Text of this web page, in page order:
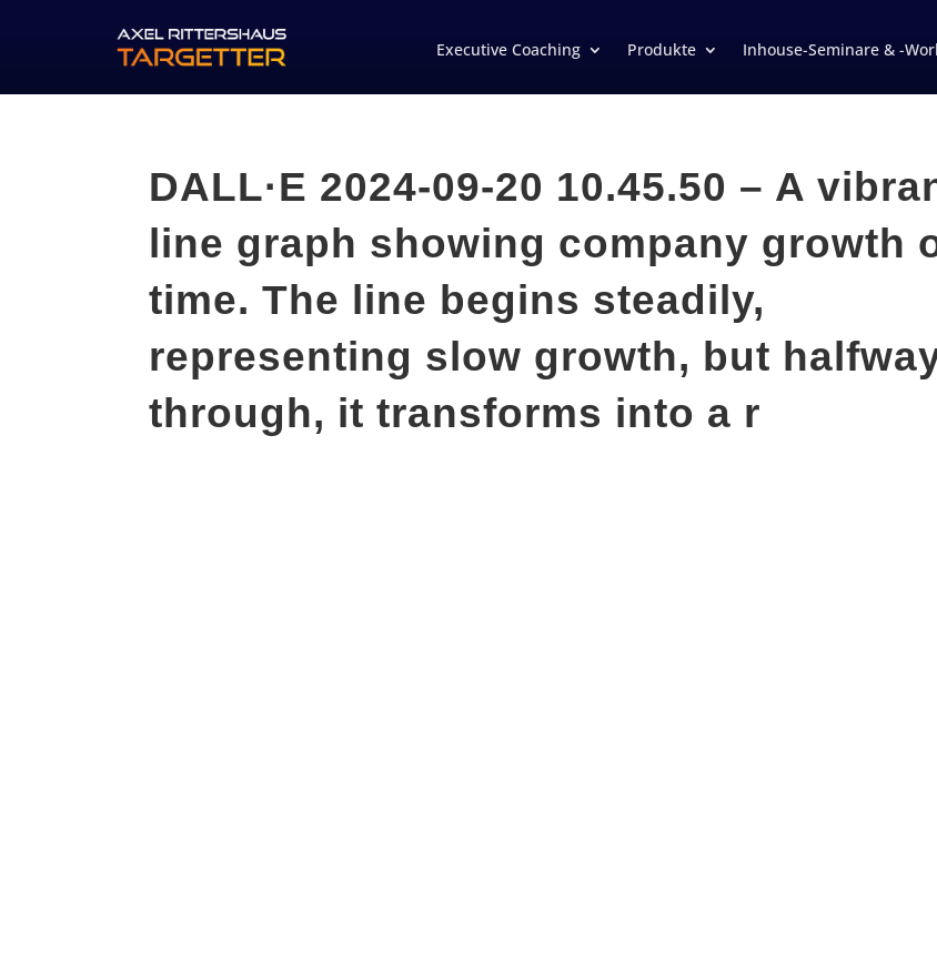
Executive Coaching Produkte Inhouse-Seminare & -
DALL·E 2024-09-20 10.45.50 – A
line graph showing company growth
time. The line begins steadily,
representing slow growth, but
through, it transforms into a r